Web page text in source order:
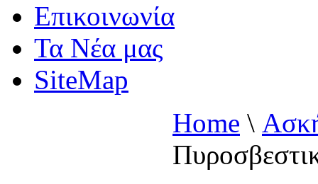
Επικοινωνία
Τα Νέα μας
SiteMap
Home \